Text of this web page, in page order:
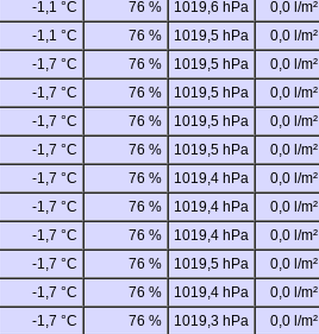
-1,1 °C 76 % 1019,6 hPa 0,0 l/m²
-1,1 °C 76 % 1019,5 hPa 0,0 l/m²
-1,7 °C 76 % 1019,5 hPa 0,0 l/m²
-1,7 °C 76 % 1019,5 hPa 0,0 l/m²
-1,7 °C 76 % 1019,5 hPa 0,0 l/m²
-1,7 °C 76 % 1019,5 hPa 0,0 l/m²
-1,7 °C 76 % 1019,4 hPa 0,0 l/m²
-1,7 °C 76 % 1019,4 hPa 0,0 l/m²
-1,7 °C 76 % 1019,4 hPa 0,0 l/m²
-1,7 °C 76 % 1019,5 hPa 0,0 l/m²
-1,7 °C 76 % 1019,4 hPa 0,0 l/m²
-1,7 °C 76 % 1019,3 hPa 0,0 l/m²